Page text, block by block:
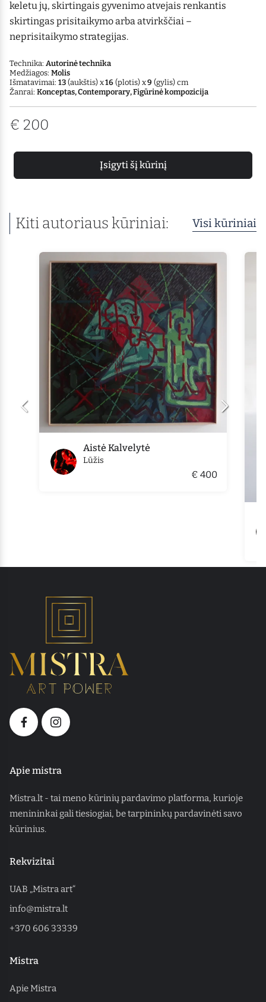
keletu jų, skirtingais gyvenimo atvejais renkantis
skirtingas prisitaikymo arba atvirkščiai –
neprisitaikymo strategijas.
Technika: Autorinė technika
Medžiagos: Molis
Išmatavimai: 13 (aukštis) x16 (plotis) x9 (gylis) cm
Žanrai: Konceptas, Contemporary, Figūrinė kompozicija
€ 200
Įsigyti šį kūrinį
Kiti autoriaus kūriniai: Visi kūriniai
Aistė Kalvelytė
Lūžis
€ 400
Apie mistra
Mistra.lt - tai meno kūrinių pardavimo platforma, kurioje
menininkai gali tiesiogiai, be tarpininkų pardavinėti savo
kūrinius.
Rekvizitai
UAB „Mistra art“
info@mistra.lt
+370 606 33339
Mistra
Apie Mistra